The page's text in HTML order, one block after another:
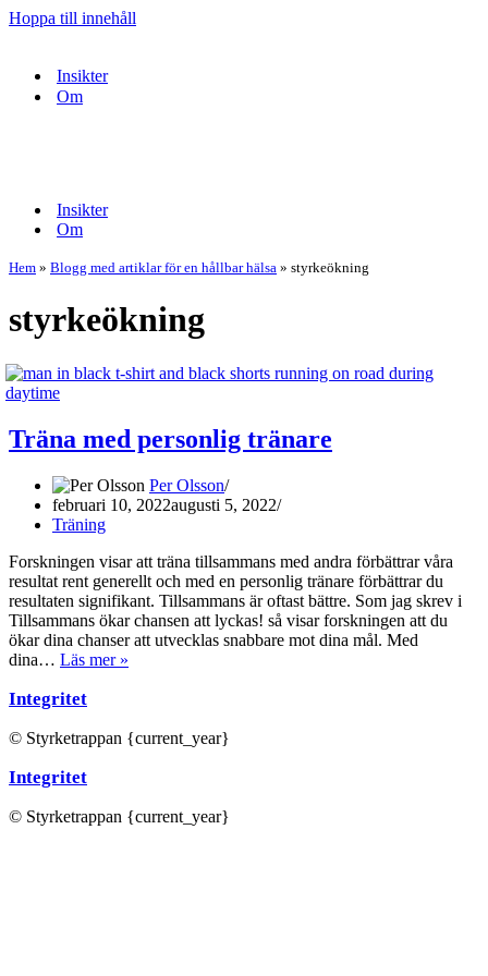
Hoppa till innehåll
Insikter
Om
Insikter
Om
Hem » Blogg med artiklar för en hållbar hälsa » styrkeökning
styrkeökning
Träna med personlig tränare
Per Olsson
februari 10, 2022augusti 5, 2022
Träning
Forskningen visar att träna tillsammans med andra förbättrar våra
resultat rent generellt och med en personlig tränare förbättrar du
resultaten signifikant. Tillsammans är oftast bättre. Som jag skrev i
Tillsammans ökar chansen att lyckas! så visar forskningen att du
ökar dina chanser att utvecklas snabbare mot dina mål. Med
dina… Läs mer »
Integritet
© Styrketrappan {current_year}
Integritet
© Styrketrappan {current_year}